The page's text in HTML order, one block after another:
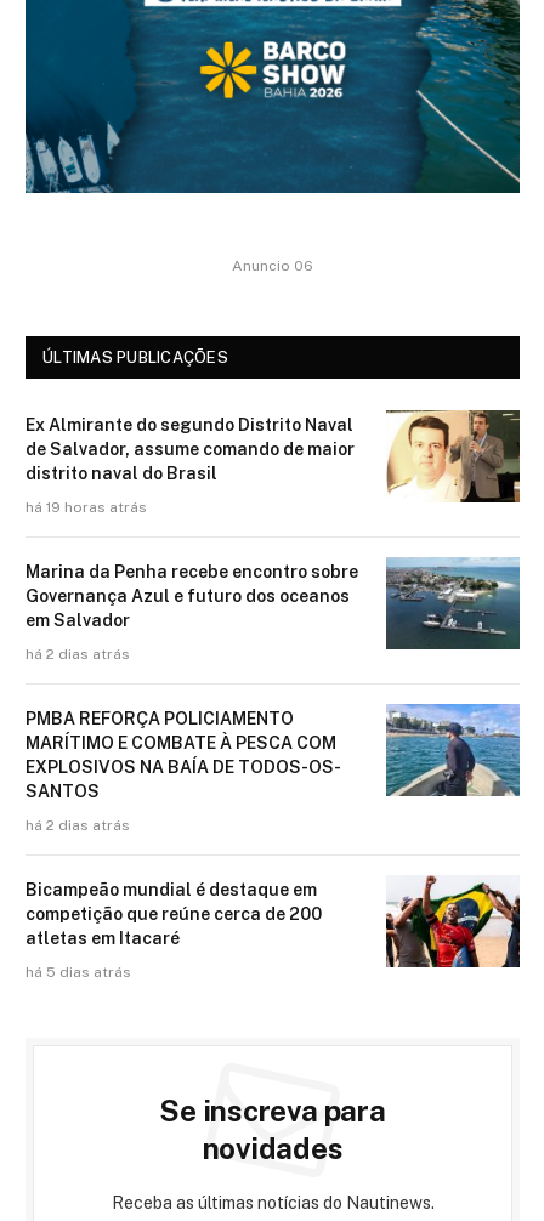
Anuncio 06
ÚLTIMAS PUBLICAÇÕES
Ex Almirante do segundo Distrito Naval
de Salvador, assume comando de maior
distrito naval do Brasil
há 19 horas atrás
Marina da Penha recebe encontro sobre
Governança Azul e futuro dos oceanos
em Salvador
há 2 dias atrás
PMBA REFORÇA POLICIAMENTO
MARÍTIMO E COMBATE À PESCA COM
EXPLOSIVOS NA BAÍA DE TODOS-OS-
SANTOS
há 2 dias atrás
Bicampeão mundial é destaque em
competição que reúne cerca de 200
atletas em Itacaré
há 5 dias atrás
Se inscreva para
novidades
Receba as últimas notícias do Nautinews.